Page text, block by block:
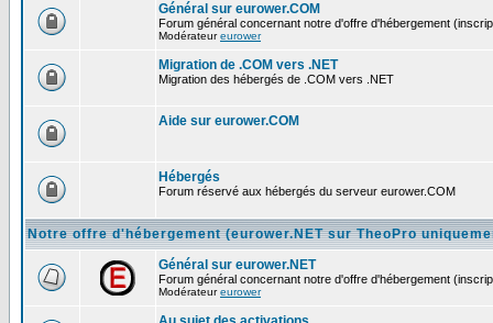
Général sur eurower.COM
Forum général concernant notre d'offre d'hébergement
Modérateureurower
Migration de .COM vers .NET
Migration des hébergés de .COM vers .NET
Aide sur eurower.COM
Hébergés
Forum réservé aux hébergés du serveur eurower.COM
Notre offre d'hébergement (eurower.NET sur TheoPro
Général sur eurower.NET
Forum général concernant notre d'offre d'hébergement
Modérateureurower